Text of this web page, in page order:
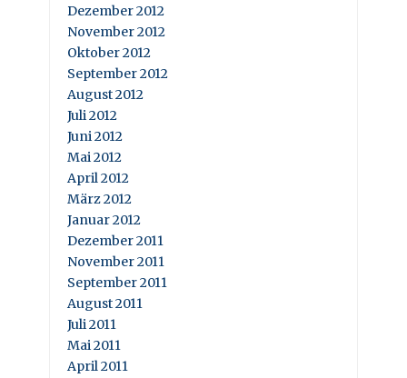
Dezember 2012
November 2012
Oktober 2012
September 2012
August 2012
Juli 2012
Juni 2012
Mai 2012
April 2012
März 2012
Januar 2012
Dezember 2011
November 2011
September 2011
August 2011
Juli 2011
Mai 2011
April 2011